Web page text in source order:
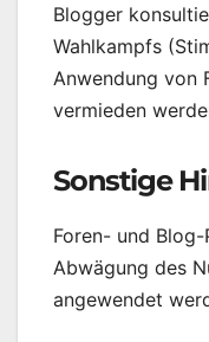
Blogger
Wahlkampfs
Anwendung von
vermieden
Sonstige
Foren- und
Abwägung des
angewendet